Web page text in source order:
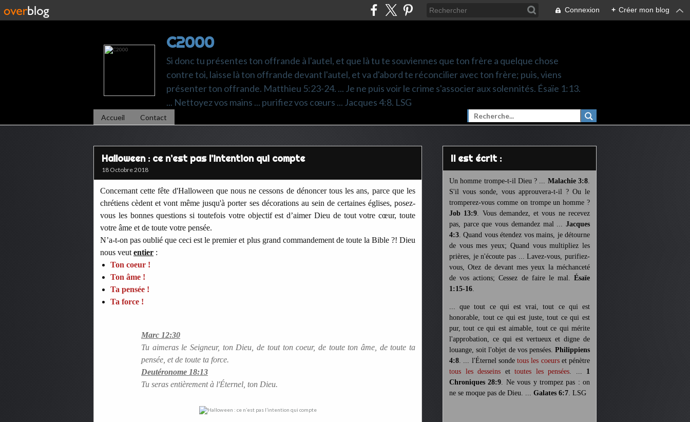
Connexion + Créer mon blog
C2000
Si donc tu présentes ton offrande à l'autel, et que là tu te souviennes que ton frère a quelque chose
contre toi, laisse là ton offrande devant l'autel, et va d'abord te réconcilier avec ton frère; puis, viens
présenter ton offrande. Matthieu 5:23-24. ... Je ne puis voir le crime s'associer aux solennités. Ésaïe 1:13.
... Nettoyez vos mains ... purifiez vos cœurs ... Jacques 4:8. LSG
Accueil Contact
Halloween : ce n’est pas l’intention qui compte
18 Octobre 2018
Concernant cette fête d'Halloween que nous ne cessons de dénoncer tous les ans, parce que les
chrétiens cèdent et vont même jusqu'à porter ses décorations au sein de certaines églises, posez-
vous les bonnes questions si toutefois votre objectif est d’aimer Dieu de tout votre cœur, toute
votre âme et de toute votre pensée.
N’a-t-on pas oublié que ceci est le premier et plus grand commandement de toute la Bible ?! Dieu
nous veut entier :
Ton coeur !
Ton âme !
Ta pensée !
Ta force !
Marc 12:30
Tu aimeras le Seigneur, ton Dieu, de tout ton coeur, de toute ton âme, de toute ta
pensée, et de toute ta force.
Deutéronome 18:13
Tu seras entièrement à l'Éternel, ton Dieu.
Il est écrit :
Un homme trompe-t-il Dieu ? ... Malachie 3:8.
S'il vous sonde, vous approuvera-t-il ? Ou le
tromperez-vous comme on trompe un homme ?
Job 13:9. Vous demandez, et vous ne recevez
pas, parce que vous demandez mal ... Jacques
4:3. Quand vous étendez vos mains, je détourne
de vous mes yeux; Quand vous multipliez les
prières, je n'écoute pas ... Lavez-vous, purifiez-
vous, Otez de devant mes yeux la méchanceté
de vos actions; Cessez de faire le mal. Ésaïe
1:15-16.
... que tout ce qui est vrai, tout ce qui est
honorable, tout ce qui est juste, tout ce qui est
pur, tout ce qui est aimable, tout ce qui mérite
l'approbation, ce qui est vertueux et digne de
louange, soit l'objet de vos pensées. Philippiens
4:8. ... l'Éternel sonde tous les coeurset pénètre
tous les desseins et toutes les pensées. ... 1
Chroniques 28:9. Ne vous y trompez pas : on
ne se moque pas de Dieu. ... Galates 6:7. LSG